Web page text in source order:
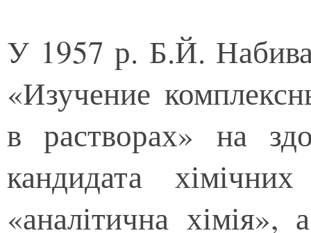
У 1957 р. Б.Й.
«Изучение
в растворах» на
кандидата
«аналітична